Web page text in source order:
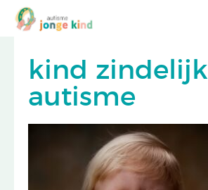
kind zindelijk
autisme